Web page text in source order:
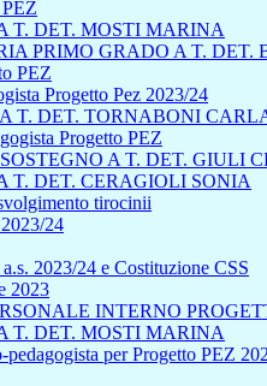
T. DET. MOSTI MARINA
PRIMO GRADO A T. DET.
PEZ
Progetto Pez 2023/24
T. DET. TORNABONI
Progetto PEZ
A T. DET. GIULI
DET. CERAGIOLI SONIA
tirocinii
24
2023/24 e Costituzione CSS
2023
INTERNO
T. DET. MOSTI MARINA
per Progetto PEZ